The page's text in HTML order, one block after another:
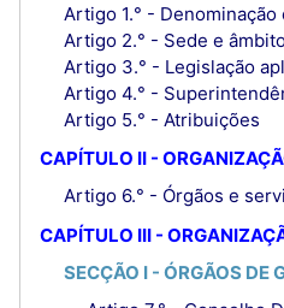
Artigo 1.° - Denominação
Artigo 2.° - Sede e
Artigo 3.° - Legislação
Artigo 4.° -
Artigo 5.° - Atribuições
CAPÍTULO II -
Artigo 6.° - Órgãos e
CAPÍTULO III -
SECÇÃO I - ÓRGÃOS DE